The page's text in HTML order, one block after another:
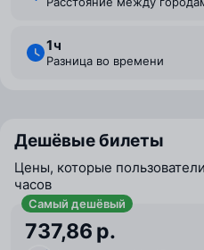
1 ⁠ч
Разница во времени
Дешёвые билеты
Цены, которые
часов
Самый дешёвый
737,86 р.